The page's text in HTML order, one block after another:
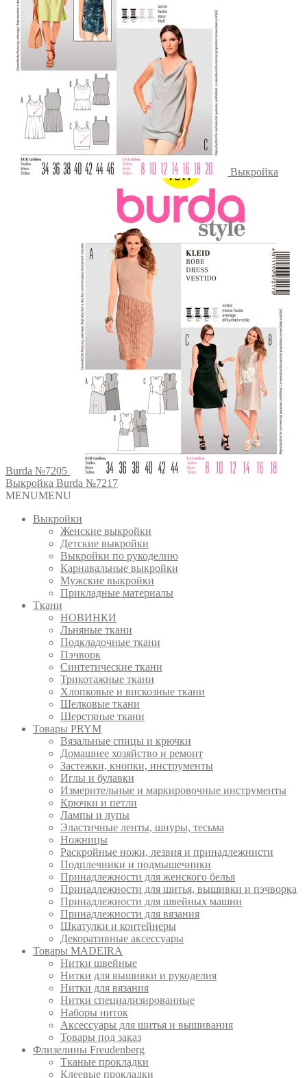
Выкройка
Burda №7205
Выкройка Burda №7217
MENUMENU
Выкройки
Женские выкройки
Детские выкройки
Выкройки по рукоделию
Карнавальные выкройки
Мужские выкройки
Прикладные материалы
Ткани
НОВИНКИ
Льняные ткани
Подкладочные ткани
Пэчворк
Синтетические ткани
Трикотажные ткани
Хлопковые и вискозные ткани
Шелковые ткани
Шерстяные ткани
Товары PRYM
Вязальные спицы и крючки
Домашнее хозяйство и ремонт
Застежки, кнопки, инструменты
Иглы и булавки
Измерительные и маркировочные инструменты
Крючки и петли
Лампы и лупы
Эластичные ленты, шнуры, тесьма
Ножницы
Раскройные ножи, лезвия и принадлежнисти
Подплечники и подмышечники
Принадлежности для женского белья
Принадлежности для шитья, вышивки и пэчворка
Принадлежности для швейных машин
Принадлежности для вязания
Шкатулки и контейнеры
Декоративные аксессуары
Товары MADEIRA
Нитки швейные
Нитки для вышивки и рукоделия
Нитки для вязания
Нитки специализированные
Наборы ниток
Аксессуары для шитья и вышивания
Товары под заказ
Флизелины Freudenberg
Тканые прокладки
Клеевые прокладки